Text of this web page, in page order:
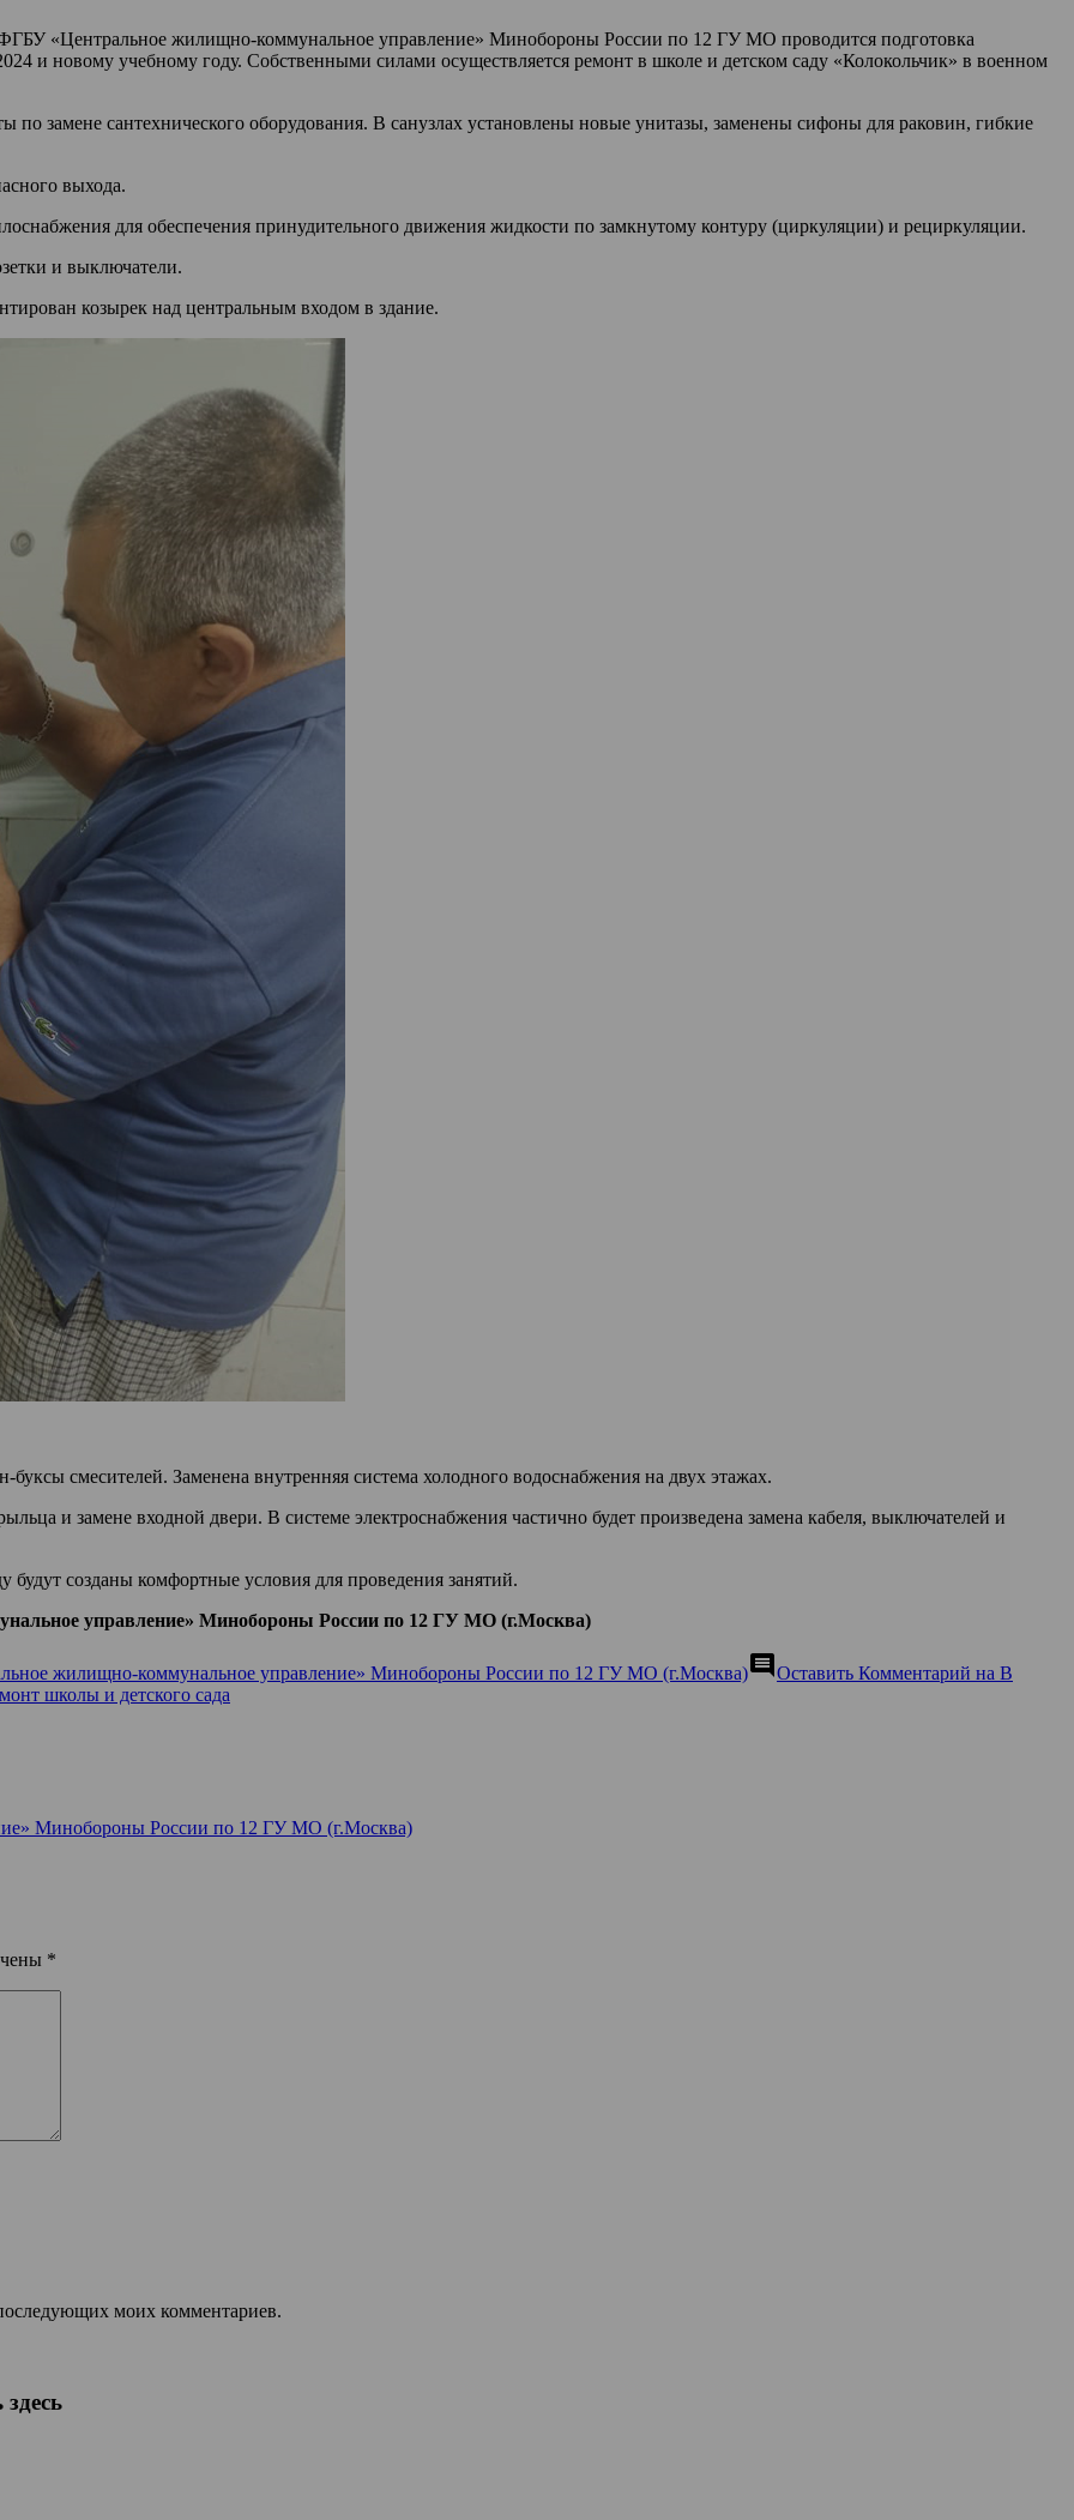
«Центральное жилищно-коммунальное управление» Минобороны России по 12 ГУ МО проводится подготовка
и новому учебному году. Собственными силами осуществляется ремонт в школе и детском саду «Колокольчик» в военном
замене сантехнического оборудования. В санузлах установлены новые унитазы, заменены сифоны для раковин, гибкие
выхода.
для обеспечения принудительного движения жидкости по замкнутому контуру (циркуляции) и рециркуляции.
и выключатели.
козырек над центральным входом в здание.
смесителей. Заменена внутренняя система холодного водоснабжения на двух этажах.
и замене входной двери. В системе электроснабжения частично будет произведена замена кабеля, выключателей и
будут созданы комфортные условия для проведения занятий.
управление» Минобороны России по 12 ГУ МО (г.Москва)
жилищно-коммунальное управление» Минобороны России по 12 ГУ МО (г.Москва)comment Оставить Комментарий на В
школы и детского сада
Минобороны России по 12 ГУ МО (г.Москва)
*
моих комментариев.